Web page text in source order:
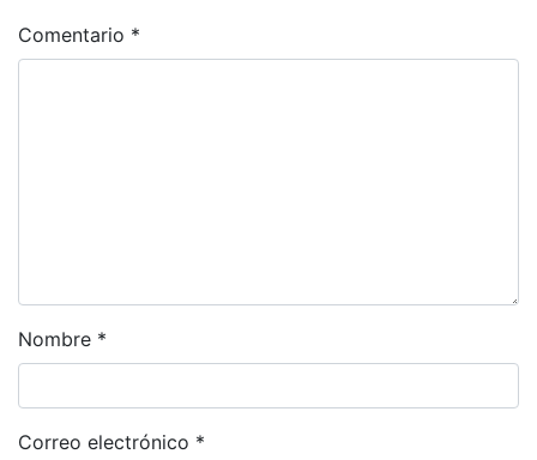
Comentario *
Nombre *
Correo electrónico *